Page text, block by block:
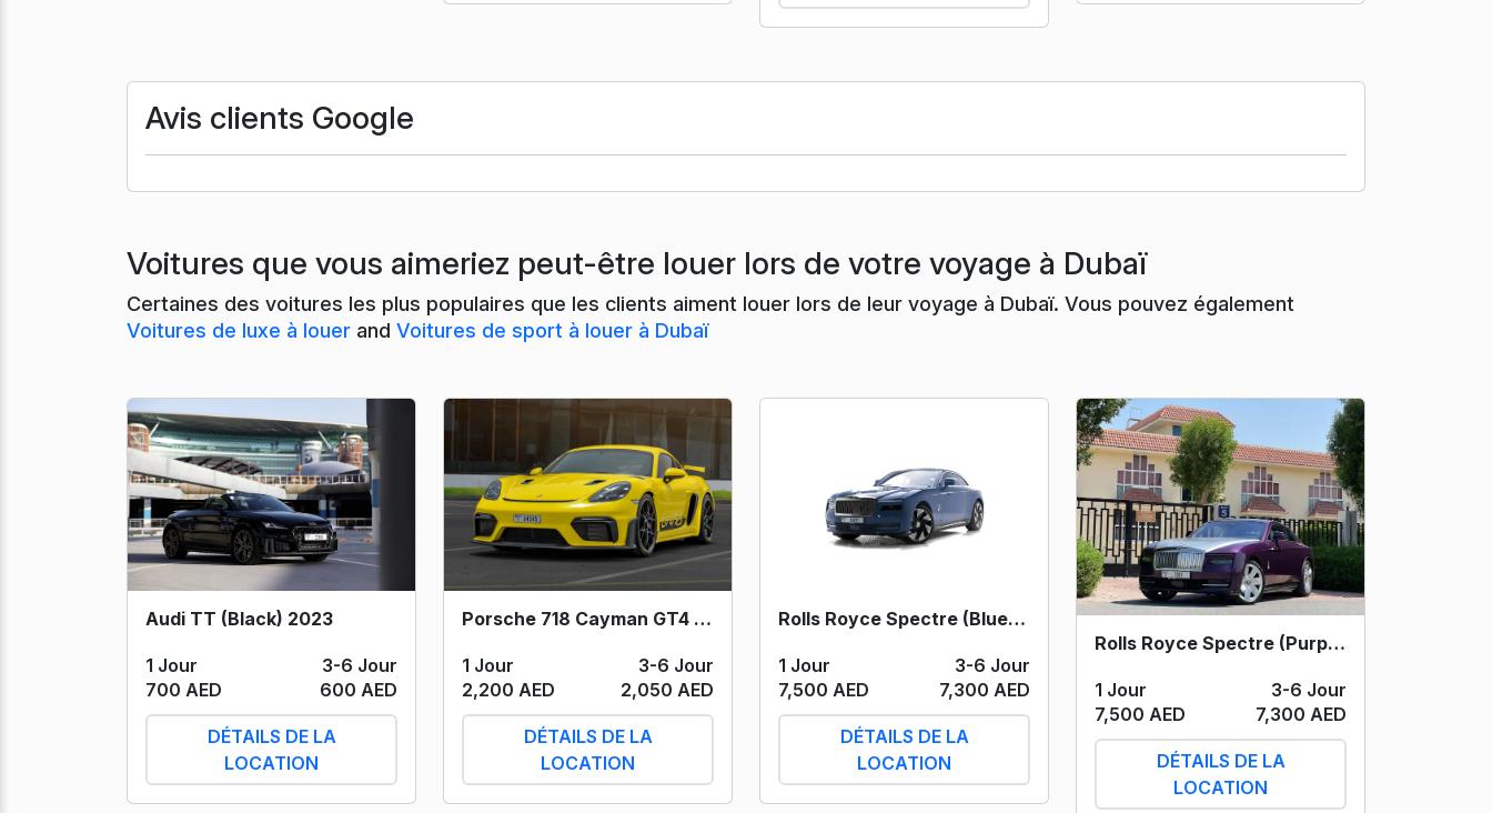
Avis clients Google
Voitures que vous aimeriez peut-être louer lors de votre voyage à Dubaï
Certaines des voitures les plus populaires que les clients aiment louer lors de leur voyage à Dubaï. Vous pouvez également
Voitures de luxe à louer and Voitures de sport à louer à Dubaï
Audi TT (Black) 2023
1 Jour
3-6 Jour
700 AED
600 AED
DÉTAILS DE LA
LOCATION
Porsche 718 Cayman GT4 RS (Yellow) 2023
1 Jour
3-6 Jour
2,200 AED
2,050 AED
DÉTAILS DE LA
LOCATION
Rolls Royce Spectre (Blue) 2024
1 Jour
3-6 Jour
7,500 AED
7,300 AED
DÉTAILS DE LA
LOCATION
Rolls Royce Spectre (Purple) 2024
1 Jour
3-6 Jour
7,500 AED
7,300 AED
DÉTAILS DE LA
LOCATION